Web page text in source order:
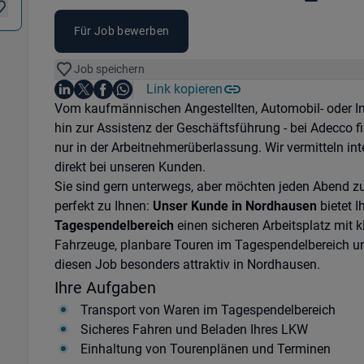
Für Job bewerben
Job speichern
Teile diesen Job
Auf LinkedIn teilen
Auf X teilen
Auf Facebook teilen
Auf WhatsApp teilen
Link kopieren
Einleitung
Vom kaufmännischen Angestellten, Automobil- oder
hin zur Assistenz der Geschäftsführung - bei Adecco
nur in der Arbeitnehmerüberlassung. Wir vermitteln
direkt bei unseren Kunden.
Sie sind gern unterwegs, aber möchten jeden Abend
perfekt zu Ihnen: Unser Kunde in Nordhausen bietet
Tagespendelbereich einen sicheren Arbeitsplatz mit
Fahrzeuge, planbare Touren im Tagespendelbereich
diesen Job besonders attraktiv in Nordhausen.
Ihre Aufgaben
Transport von Waren im Tagespendelbereich
Sicheres Fahren und Beladen Ihres LKW
Einhaltung von Tourenplänen und Terminen